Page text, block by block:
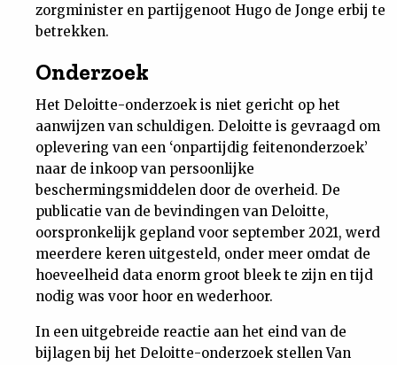
zorgminister en partijgenoot Hugo de Jonge erbij te
betrekken.
Onderzoek
Het Deloitte-onderzoek is niet gericht op het
aanwijzen van schuldigen. Deloitte is gevraagd om
oplevering van een ‘onpartijdig feitenonderzoek’
naar de inkoop van persoonlijke
beschermingsmiddelen door de overheid. De
publicatie van de bevindingen van Deloitte,
oorspronkelijk gepland voor september 2021, werd
meerdere keren uitgesteld, onder meer omdat de
hoeveelheid data enorm groot bleek te zijn en tijd
nodig was voor hoor en wederhoor.
In een uitgebreide reactie aan het eind van de
bijlagen bij het Deloitte-onderzoek stellen Van